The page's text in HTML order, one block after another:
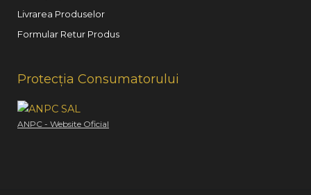
Livrarea Produselor
Formular Retur Produs
Protecția Consumatorului
ANPC - Website Oficial